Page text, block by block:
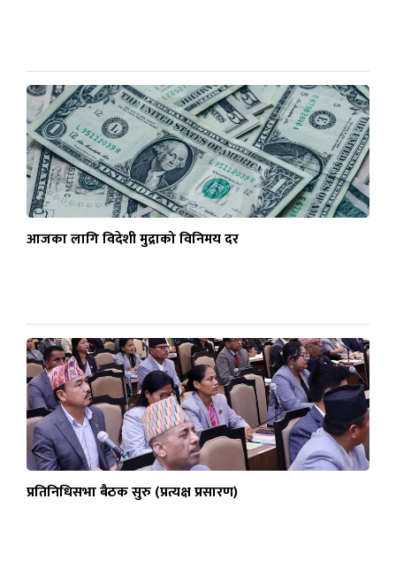
आजका लागि विदेशी मुद्राको विनिमय दर
प्रतिनिधिसभा बैठक सुरु (प्रत्यक्ष प्रसारण)